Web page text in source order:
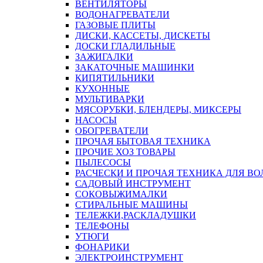
ВЕНТИЛЯТОРЫ
ВОДОНАГРЕВАТЕЛИ
ГАЗОВЫЕ ПЛИТЫ
ДИСКИ, КАССЕТЫ, ДИСКЕТЫ
ДОСКИ ГЛАДИЛЬНЫЕ
ЗАЖИГАЛКИ
ЗАКАТОЧНЫЕ МАШИНКИ
КИПЯТИЛЬНИКИ
КУХОННЫЕ
МУЛЬТИВАРКИ
МЯСОРУБКИ, БЛЕНДЕРЫ, МИКСЕРЫ
НАСОСЫ
ОБОГРЕВАТЕЛИ
ПРОЧАЯ БЫТОВАЯ ТЕХНИКА
ПРОЧИЕ ХОЗ ТОВАРЫ
ПЫЛЕСОСЫ
РАСЧЕСКИ И ПРОЧАЯ ТЕХНИКА ДЛЯ
САДОВЫЙ ИНСТРУМЕНТ
СОКОВЫЖИМАЛКИ
СТИРАЛЬНЫЕ МАШИНЫ
ТЕЛЕЖКИ,РАСКЛАДУШКИ
ТЕЛЕФОНЫ
УТЮГИ
ФОНАРИКИ
ЭЛЕКТРОИНСТРУМЕНТ